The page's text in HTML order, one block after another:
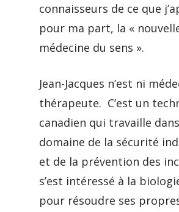
connaisseurs de ce que
pour ma part, la «
médecine du sens ».
Jean-Jacques n’est ni
thérapeute. C’est un
canadien qui travaille
domaine de la sécurité
et de la prévention des
s’est intéressé à la
pour résoudre ses